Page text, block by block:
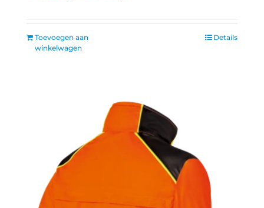
Toevoegen aan
winkelwagen
Details